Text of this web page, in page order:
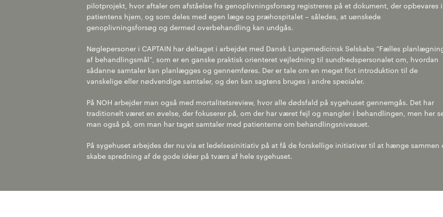
pilotprojekt, hvor aftaler om afståelse fra genoplivningsforsøg registreres på et dokument, der opbevares i
patientens hjem, og som deles med egen læge og præhospitalet – således, at uønskede
genoplivningsforsøg og dermed overbehandling kan undgås.
Nøglepersoner i CAPTAIN har deltaget i arbejdet med Dansk Lungemedicinsk Selskabs “Fælles
af behandlingsmål”, som er en ganske praktisk orienteret vejledning til sundhedspersonalet om, hvordan
sådanne samtaler kan planlægges og gennemføres. Der er tale om en meget flot introduktion til de
vanskelige eller nødvendige samtaler, og den kan sagtens bruges i andre specialer.
På NOH arbejder man også med mortalitetsreview, hvor alle dødsfald på sygehuset gennemgås. Det har
traditionelt været en øvelse, der fokuserer på, om der har været fejl og mangler i behandlingen, men her
man også på, om man har taget samtaler med patienterne om behandlingsniveauet.
På sygehuset arbejdes der nu via et ledelsesinitiativ på at få de forskellige initiativer til at hænge sammen
skabe spredning af de gode idéer på tværs af hele sygehuset.